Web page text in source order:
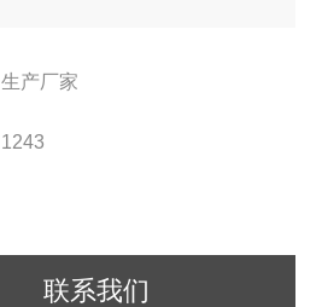
生产厂家
1243
联系我们